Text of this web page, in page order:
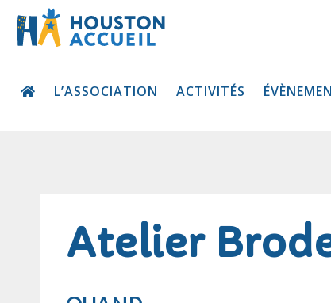
L’ASSOCIATION ACTIVITÉS
Atelier